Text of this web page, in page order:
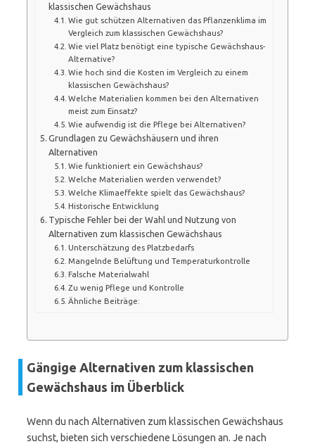
klassischen Gewächshaus
Wie gut schützen Alternativen das Pflanzenklima im
Vergleich zum klassischen Gewächshaus?
Wie viel Platz benötigt eine typische Gewächshaus-
Alternative?
Wie hoch sind die Kosten im Vergleich zu einem
klassischen Gewächshaus?
Welche Materialien kommen bei den Alternativen
meist zum Einsatz?
Wie aufwendig ist die Pflege bei Alternativen?
Grundlagen zu Gewächshäusern und ihren
Alternativen
Wie funktioniert ein Gewächshaus?
Welche Materialien werden verwendet?
Welche Klimaeffekte spielt das Gewächshaus?
Historische Entwicklung
Typische Fehler bei der Wahl und Nutzung von
Alternativen zum klassischen Gewächshaus
Unterschätzung des Platzbedarfs
Mangelnde Belüftung und Temperaturkontrolle
Falsche Materialwahl
Zu wenig Pflege und Kontrolle
Ähnliche Beiträge:
Gängige Alternativen zum klassischen
Gewächshaus im Überblick
Wenn du nach Alternativen zum klassischen Gewächshaus
suchst, bieten sich verschiedene Lösungen an. Je nach